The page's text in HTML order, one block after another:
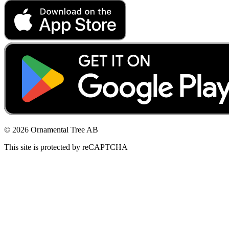
© 2026 Ornamental Tree AB
This site is protected by reCAPTCHA